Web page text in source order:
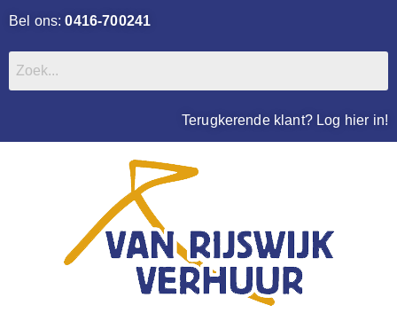
Bel ons:0416-700241
Terugkerende klant? Log hier in!